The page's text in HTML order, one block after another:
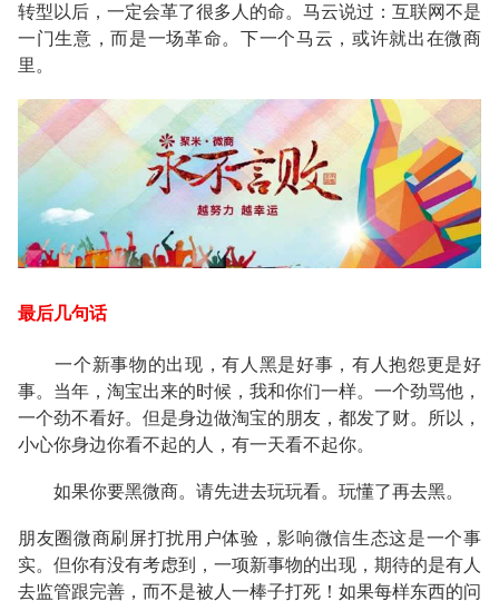
转型以后，一定会革了很多人的命。马云说过：互联网不是
一门生意，而是一场革命。下一个马云，或许就出在微商
里。
最后几句话
一个新事物的出现，有人黑是好事，有人抱怨更是好
事。当年，淘宝出来的时候，我和你们一样。一个劲骂他，
一个劲不看好。但是身边做淘宝的朋友，都发了财。所以，
小心你身边你看不起的人，有一天看不起你。
如果你要黑微商。请先进去玩玩看。玩懂了再去黑。
朋友圈微商刷屏打扰用户体验，影响微信生态这是一个事
实。但你有没有考虑到，一项新事物的出现，期待的是有人
去监管跟完善，而不是被人一棒子打死！如果每样东西的问